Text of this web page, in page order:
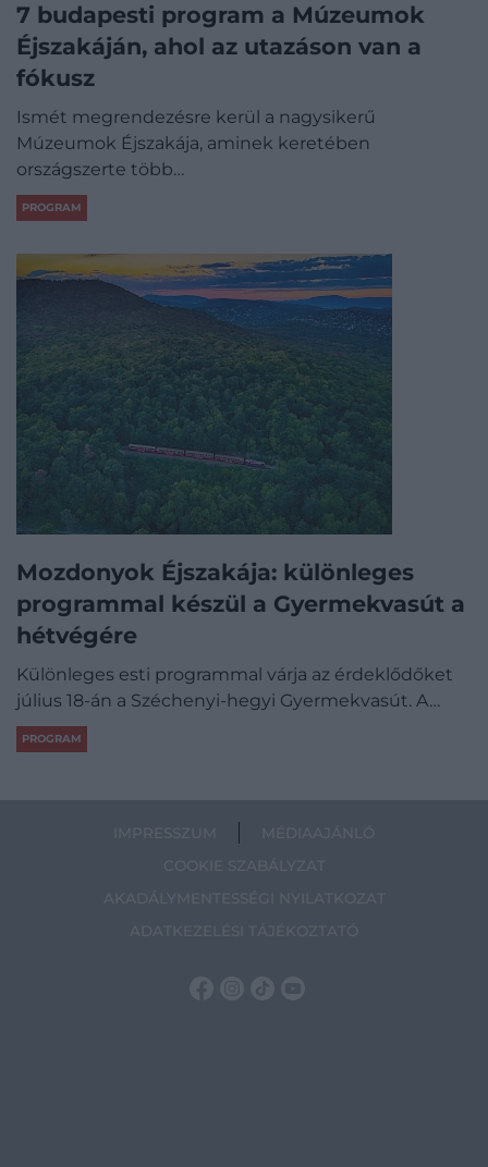
7 budapesti program a Múzeumok
Éjszakáján, ahol az utazáson van a
fókusz
Ismét megrendezésre kerül a nagysikerű
Múzeumok Éjszakája, aminek keretében
országszerte több…
PROGRAM
Mozdonyok Éjszakája: különleges
programmal készül a Gyermekvasút a
hétvégére
Különleges esti programmal várja az érdeklődőket
július 18-án a Széchenyi-hegyi Gyermekvasút. A…
PROGRAM